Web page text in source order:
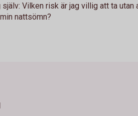
själv: Vilken risk är jag villig att ta
nattsömn?